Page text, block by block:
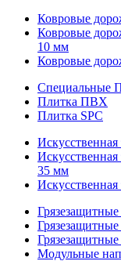
Ковровые
Ковровые
10 мм
Ковровые
Специальные
Плитка ПВХ
Плитка SPC
Искуccтвенная
35 мм
Модульные